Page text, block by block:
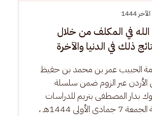
الله في المكلف من خلال
ذلك في الدنيا والآخرة
الحبيب عمر بن محمد بن حفيظ
الأردن عبر الزوم ضمن سلسلة
بدار المصطفى بتريم للدراسات
الأولى 1444هـ ،